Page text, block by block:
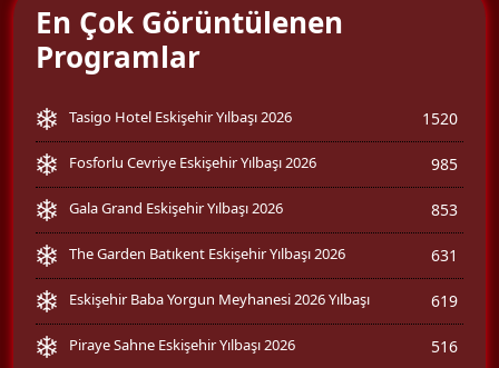
En Çok Görüntülenen
Programlar
Tasigo Hotel Eskişehir Yılbaşı 2026 1520
Fosforlu Cevriye Eskişehir Yılbaşı 2026 985
Gala Grand Eskişehir Yılbaşı 2026 853
The Garden Batıkent Eskişehir Yılbaşı 2026 631
Eskişehir Baba Yorgun Meyhanesi 2026 Yılbaşı 619
Piraye Sahne Eskişehir Yılbaşı 2026 516